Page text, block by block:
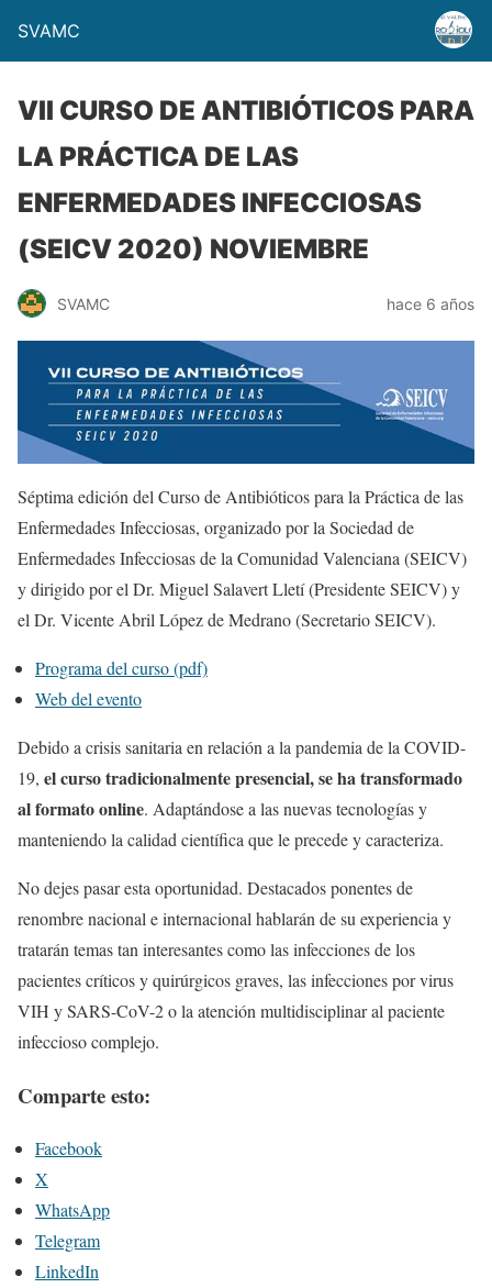
SVAMC
VII CURSO DE ANTIBIÓTICOS PARA
LA PRÁCTICA DE LAS
ENFERMEDADES INFECCIOSAS
(SEICV 2020) NOVIEMBRE
SVAMC hace 6 años
Séptima edición del Curso de Antibióticos para la Práctica de las
Enfermedades Infecciosas, organizado por la Sociedad de
Enfermedades Infecciosas de la Comunidad Valenciana (SEICV)
y dirigido por el Dr. Miguel Salavert Lletí (Presidente SEICV) y
el Dr. Vicente Abril López de Medrano (Secretario SEICV).
Programa del curso (pdf)
Web del evento
Debido a crisis sanitaria en relación a la pandemia de la COVID-
19, el curso tradicionalmente presencial, se ha transformado
al formato online. Adaptándose a las nuevas tecnologías y
manteniendo la calidad científica que le precede y caracteriza.
No dejes pasar esta oportunidad. Destacados ponentes de
renombre nacional e internacional hablarán de su experiencia y
tratarán temas tan interesantes como las infecciones de los
pacientes críticos y quirúrgicos graves, las infecciones por virus
VIH y SARS-CoV-2 o la atención multidisciplinar al paciente
infeccioso complejo.
Comparte esto:
Facebook
X
WhatsApp
Telegram
LinkedIn